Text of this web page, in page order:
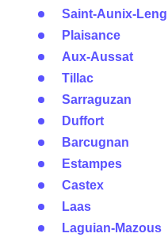
Saint-Aunix-
Plaisance
Aux-Aussat
Tillac
Sarraguzan
Duffort
Barcugnan
Estampes
Castex
Laas
Laguian-Mazous